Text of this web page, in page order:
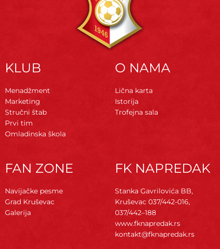
KLUB
Menadžment
Marketing
Stručni štab
Prvi tim
Omladinska škola
O NAMA
Lična karta
Istorija
Trofejna sala
FAN ZONE
Navijačke pesme
Grad Kruševac
Galerija
FK NAPREDAK
Stanka Gavrilovića BB,
Kruševac 037/442-016,
037/442–188
www.fknapredak.rs
kontakt@fknapredak.rs